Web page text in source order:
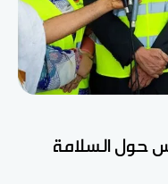
حول السلامة